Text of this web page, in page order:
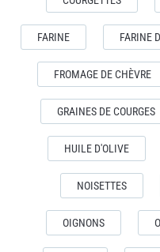
FARINE FARINE
FROMAGE DE CHÈVRE
GRAINES DE COURGES
HUILE D'OLIVE
NOISETTES
OIGNONS